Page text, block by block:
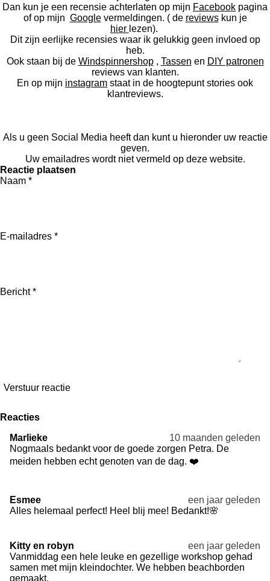
Dan kun je een recensie achterlaten op mijn Facebook pagina
of op mijn Googlevermeldingen. ( de reviewskun je
hier lezen).
Dit zijn eerlijke recensies waar ik gelukkig geen invloed op
heb.
Ook staan bij de Windspinnershop, Tassen en DIY patronen
reviews van klanten.
En op mijn instagram staat in de hoogtepunt stories ook
klantreviews.
Als u geen Social Media heeft dan kunt u hieronder uw reactie
geven.
Uw emailadres wordt niet vermeld op deze website.
Reactie plaatsen
Naam *
E-mailadres *
Bericht *
Verstuur reactie
Reacties
Marlieke
10 maanden geleden
Nogmaals bedankt voor de goede zorgen Petra. De
meiden hebben echt genoten van de dag. ❤️
Esmee
een jaar geleden
Alles helemaal perfect! Heel blij mee! Bedankt!🌸
Kitty en robyn
een jaar geleden
Vanmiddag een hele leuke en gezellige workshop gehad
samen met mijn kleindochter. We hebben beachborden
gemaakt.